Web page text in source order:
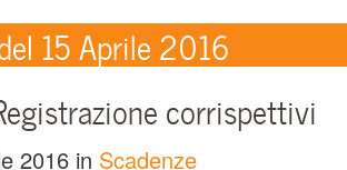
15 Aprile 2016
corrispettivi
2016 in Scadenze